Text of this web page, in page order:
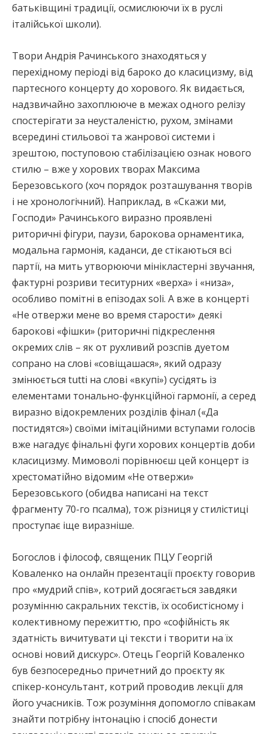
батьківщині традиції, осмислюючи їх в руслі
італійської школи).
Твори Андрія Рачинського знаходяться у
перехідному періоді від бароко до класицизму, від
партесного концерту до хорового. Як видається,
надзвичайно захоплююче в межах одного релізу
спостерігати за неусталеністю, рухом, змінами
всередині стильової та жанрової системи і
зрештою, поступовою стабілізацією ознак нового
стилю – вже у хорових творах Максима
Березовського (хоч порядок розташування творів
і не хронологічний). Наприклад, в «Скажи ми,
Господи» Рачинського виразно проявлені
риторичні фігури, паузи, барокова орнаментика,
модальна гармонія, каданси, де стікаються всі
партії, на мить утворюючи мінікластерні звучання,
фактурні розриви теситурних «верха» і «низа»,
особливо помітні в епізодах soli. А вже в концерті
«Не отвержи мене во время старости» деякі
барокові «фішки» (риторичні підкреслення
окремих слів – як от рухливий розспів дуетом
сопрано на слові «совіщашася», який одразу
змінюється tutti на слові «вкупі») сусідять із
елементами тонально-функційної гармонії, а серед
виразно відокремлених розділів фінал («Да
постидятся») своїми імітаційними вступами голосів
вже нагадує фінальні фуги хорових концертів доби
класицизму. Мимоволі порівнюєш цей концерт із
хрестоматійно відомим «Не отвержи»
Березовського (обидва написані на текст
фрагменту 70-го псалма), тож різниця у стилістиці
проступає іще виразніше.
Богослов і філософ, священик ПЦУ Георгій
Коваленко на онлайн презентації проєкту говорив
про «мудрий спів», котрий досягається завдяки
розумінню сакральних текстів, їх особистісному і
колективному пережиттю, про «софійність як
здатність вичитувати ці тексти і творити на їх
основі новий дискурс». Отець Георгій Коваленко
був безпосередньо причетний до проєкту як
спікер-консультант, котрий проводив лекції для
його учасників. Тож розуміння допомогло співакам
знайти потрібну інтонацію і спосіб донести